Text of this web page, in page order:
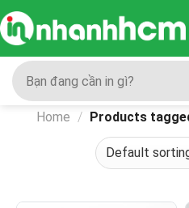
Skip
to
content
Search
for:
Home / Products